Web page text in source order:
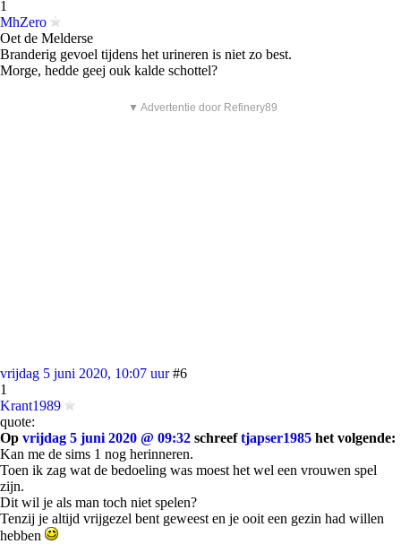
1
MhZero
Oet de Melderse
Branderig gevoel tijdens het urineren is niet zo best.
Morge, hedde geej ouk kalde schottel?
▼ Advertentie door Refinery89
vrijdag 5 juni 2020, 10:07 uur #6
1
Krant1989
quote:
Op vrijdag 5 juni 2020 @ 09:32 schreeftjapser1985 het volgende:
Kan me de sims 1 nog herinneren.
Toen ik zag wat de bedoeling was moest het wel een vrouwen spel
zijn.
Dit wil je als man toch niet spelen?
Tenzij je altijd vrijgezel bent geweest en je ooit een gezin had willen
hebben